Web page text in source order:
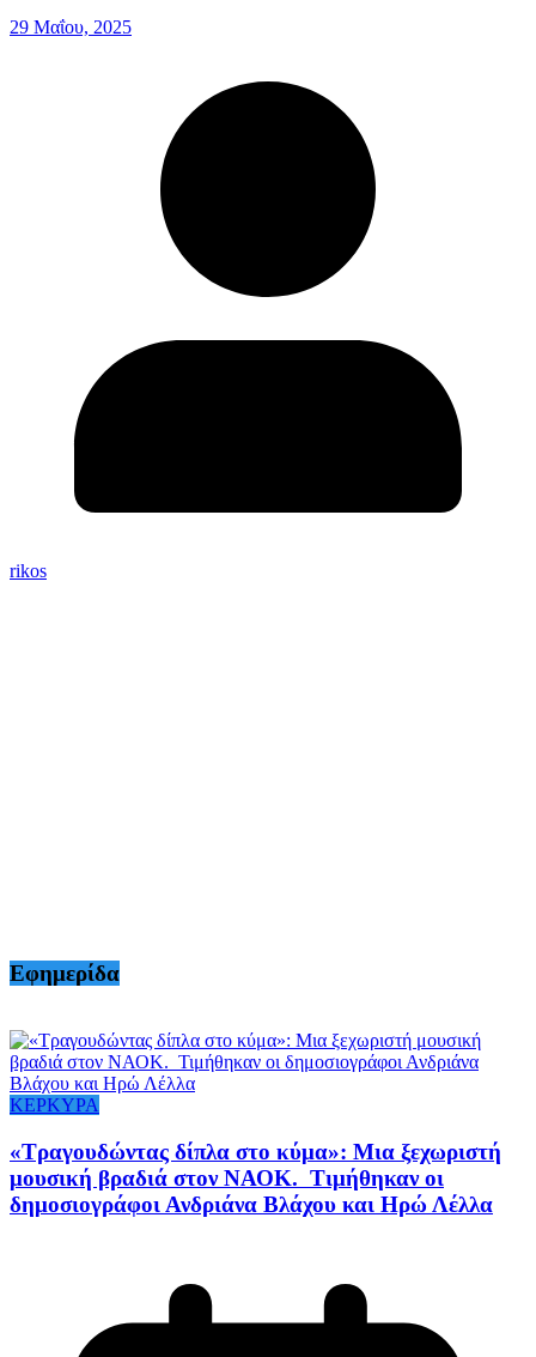
29 Μαΐου, 2025
rikos
Εφημερίδα
ΚΕΡΚΥΡΑ
«Τραγουδώντας δίπλα στο κύμα»: Μια ξεχωριστή
μουσική βραδιά στον ΝΑΟΚ. Τιμήθηκαν οι
δημοσιογράφοι Ανδριάνα Βλάχου και Ηρώ Λέλλα